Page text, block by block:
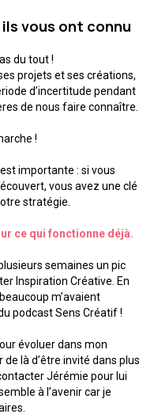
vous ont connu
du tout !
projets et ses créations,
d’incertitude pendant
de nous faire connaître.
!
importante : si vous
vous avez une clé
stratégie.
ce qui fonctionne déjà.
semaines un pic
Inspiration Créative. En
m’avaient
podcast Sens Créatif !
évoluer dans mon
là d’être invité dans plus
Jérémie pour lui
à l’avenir car je